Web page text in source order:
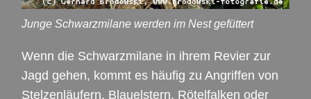
Junge Schwarzmilane werden im Nest gefüttert
Wenn die Schwarzmilane in ihrem Revier zur
Jagd gehen, kommt es häufig zu Angriffen von
Stelzenläufern, Blauelstern, Rötelfalken oder